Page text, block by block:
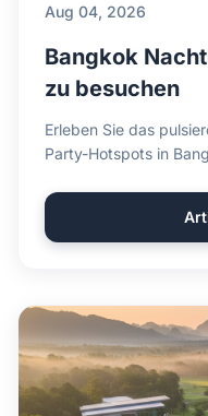
Aug 04, 2026
Bangkok
zu besuchen
Erleben Sie das
Party-Hotspots in